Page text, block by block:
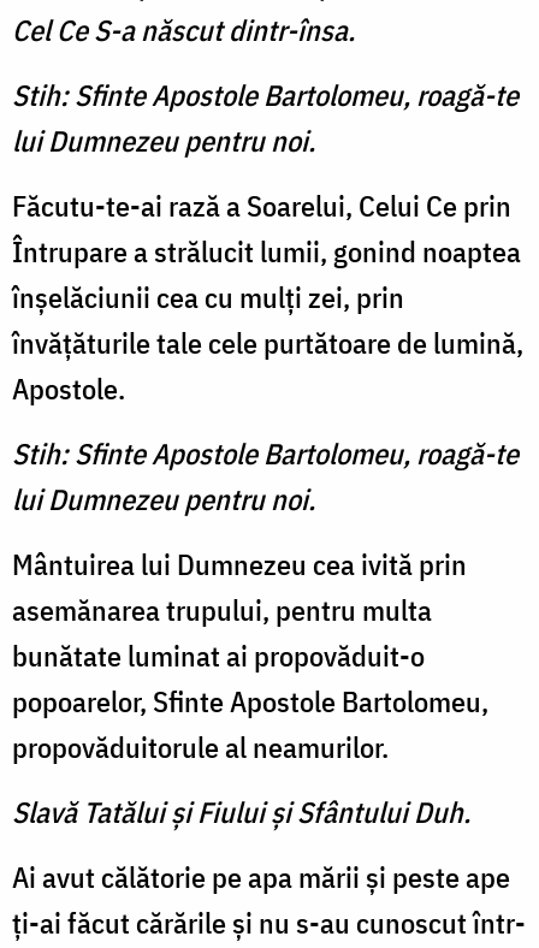
Cel Ce S-a născut dintr-însa.
Stih: Sfinte Apostole Bartolomeu, roagă-te
lui Dumnezeu pentru noi.
Făcutu-te-ai rază a Soarelui, Celui Ce prin
Întrupare a strălucit lumii, gonind noaptea
înşelăciunii cea cu mulţi zei, prin
învăţăturile tale cele purtătoare de lumină,
Apostole.
Stih: Sfinte Apostole Bartolomeu, roagă-te
lui Dumnezeu pentru noi.
Mântuirea lui Dumnezeu cea ivită prin
asemănarea trupului, pentru multa
bunătate luminat ai propovăduit-o
popoarelor, Sfinte Apostole Bartolomeu,
propovăduitorule al neamurilor.
Slavă Tatălui şi Fiului şi Sfântului Duh.
Ai avut călătorie pe apa mării şi peste ape
ţi-ai făcut cărările şi nu s-au cunoscut într-